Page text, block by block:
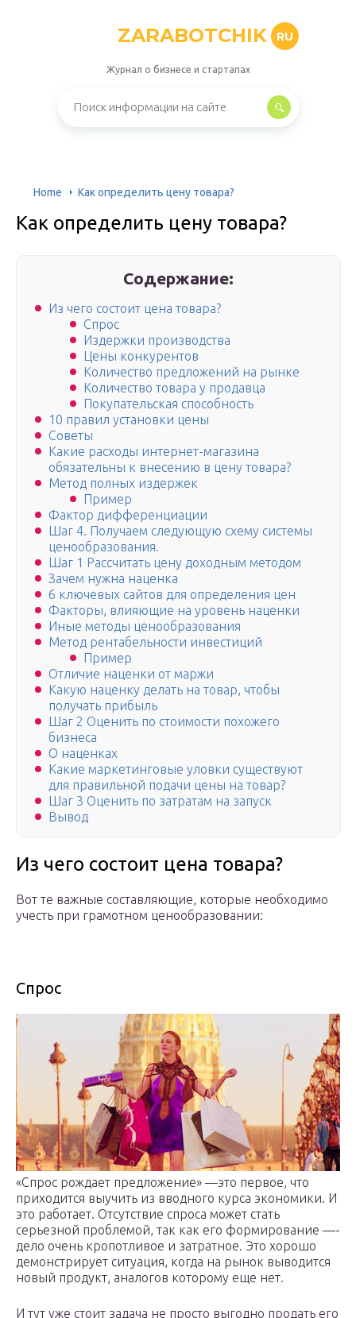
ZARABOTCHIK RU
Журнал о бизнесе и стартапах
Home Как определить цену товара?
Как определить цену товара?
Содержание:
Из чего состоит цена товара?
Спрос
Издержки производства
Цены конкурентов
Количество предложений на рынке
Количество товара у продавца
Покупательская способность­
10 правил установки цены
Советы
Какие расходы интернет-магазина
обязательны к внесению в цену товара?
Метод полных издержек
Пример
Фактор дифференциации
Шаг 4. Получаем следующую схему системы
ценообразования.
Шаг 1 Рассчитать цену доходным методом
Зачем нужна наценка
6 ключевых сайтов для определения цен
Факторы, влияющие на уровень наценки
Иные методы ценообразования
Метод рентабельности инвестиций
Пример
Отличие наценки от маржи
Какую наценку делать на товар, чтобы
получать прибыль
Шаг 2 Оценить по стоимости похожего
бизнеса
О наценках
Какие маркетинговые уловки существуют
для правильной подачи цены на товар?
Шаг 3 Оценить по затратам на запуск
Вывод
Из чего состоит цена товара?
Вот те важные составляющие, которые необходимо
учесть при грамотном ценообразовании:
Спрос
«Спрос рождает предложение» —­это первое, что
приходится выучить из вводного курса экономики. И
это работает. Отсутствие спроса может стать
серьезной проблемой, так как его формирование —­
дело очень кропотливое и затратное. Это хорошо
демонстрирует ситуация, когда на рынок выводится
новый продукт, аналогов которому еще нет.
И тут уже стоит задача не просто выгодно продать его